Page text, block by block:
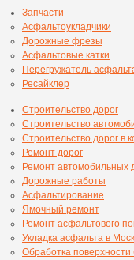
Запчасти
Асфальтоукладчики
Дорожные фрезы
Асфальтовые катки
Перегружатель
Ресайклер
Строительство дорог
Строительство
Строительство дорог в
Ремонт дорог
Ремонт автомобильных
Дорожные работы
Асфальтирование
Ямочный ремонт
Ремонт асфальтового
Укладка асфальта в
Обработка